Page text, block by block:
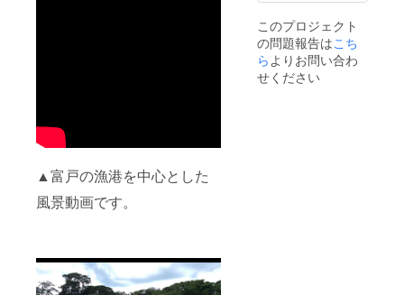
▲富戸の漁港を中心とした
風景動画です。
このプロジェクト
の問題報告はこち
らよりお問い合わ
せください